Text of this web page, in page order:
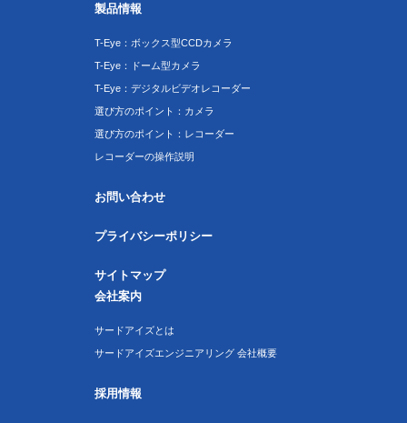
製品情報
T-Eye：ボックス型CCDカメラ
T-Eye：ドーム型カメラ
T-Eye：デジタルビデオレコーダー
選び方のポイント：カメラ
選び方のポイント：レコーダー
レコーダーの操作説明
お問い合わせ
プライバシーポリシー
サイトマップ
会社案内
サードアイズとは
サードアイズエンジニアリング 会社概要
採用情報